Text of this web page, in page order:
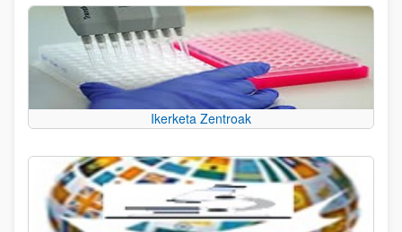
Ikerketa Zentroak